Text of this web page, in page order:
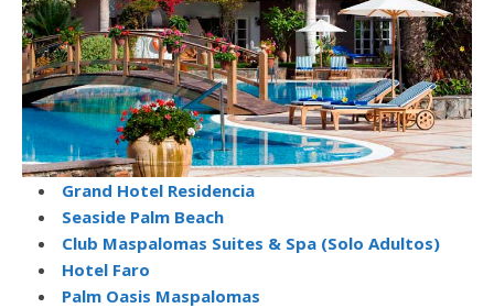
Grand Hotel Residencia
Seaside Palm Beach
Club Maspalomas Suites & Spa (Solo Adultos)
Hotel Faro
Palm Oasis Maspalomas